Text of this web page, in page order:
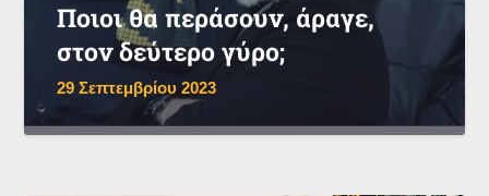
Ποιοι θα περάσουν, άραγε,
στον δεύτερο γύρο;
29 Σεπτεμβρίου 2023